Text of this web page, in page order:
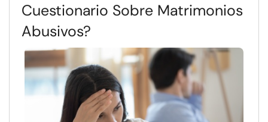
Cuestionario Sobre Matrimonios
Abusivos?